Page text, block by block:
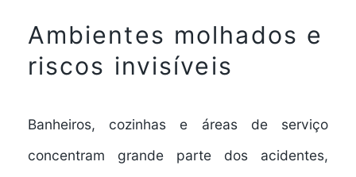
Ambientes molhados e
riscos invisíveis
Banheiros, cozinhas e áreas de serviço
concentram grande parte dos acidentes,